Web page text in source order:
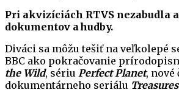
Pri akvizíciách RTVS nezabudla
dokumentov a hudby.
Diváci sa môžu tešiť na veľkolepé
BBC ako pokračovanie
the Wild, sériu Perfect Planet, nové
dokumentárneho seriálu